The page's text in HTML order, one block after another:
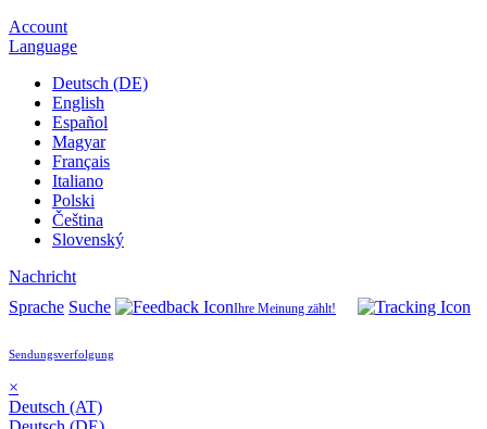
Account
Language
Deutsch (DE)
English
Español
Magyar
Français
Italiano
Polski
Čeština
Slovenský
Nachricht
Sprache Suche Ihre Meinung zählt!
Sendungsverfolgung
×
Deutsch (AT)